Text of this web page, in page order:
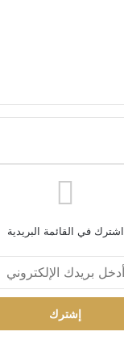
اشترك في القائمة البريدية